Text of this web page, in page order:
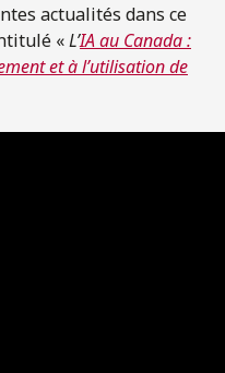
actualités dans ce
«L’IA au Canada :
et à l’utilisation de